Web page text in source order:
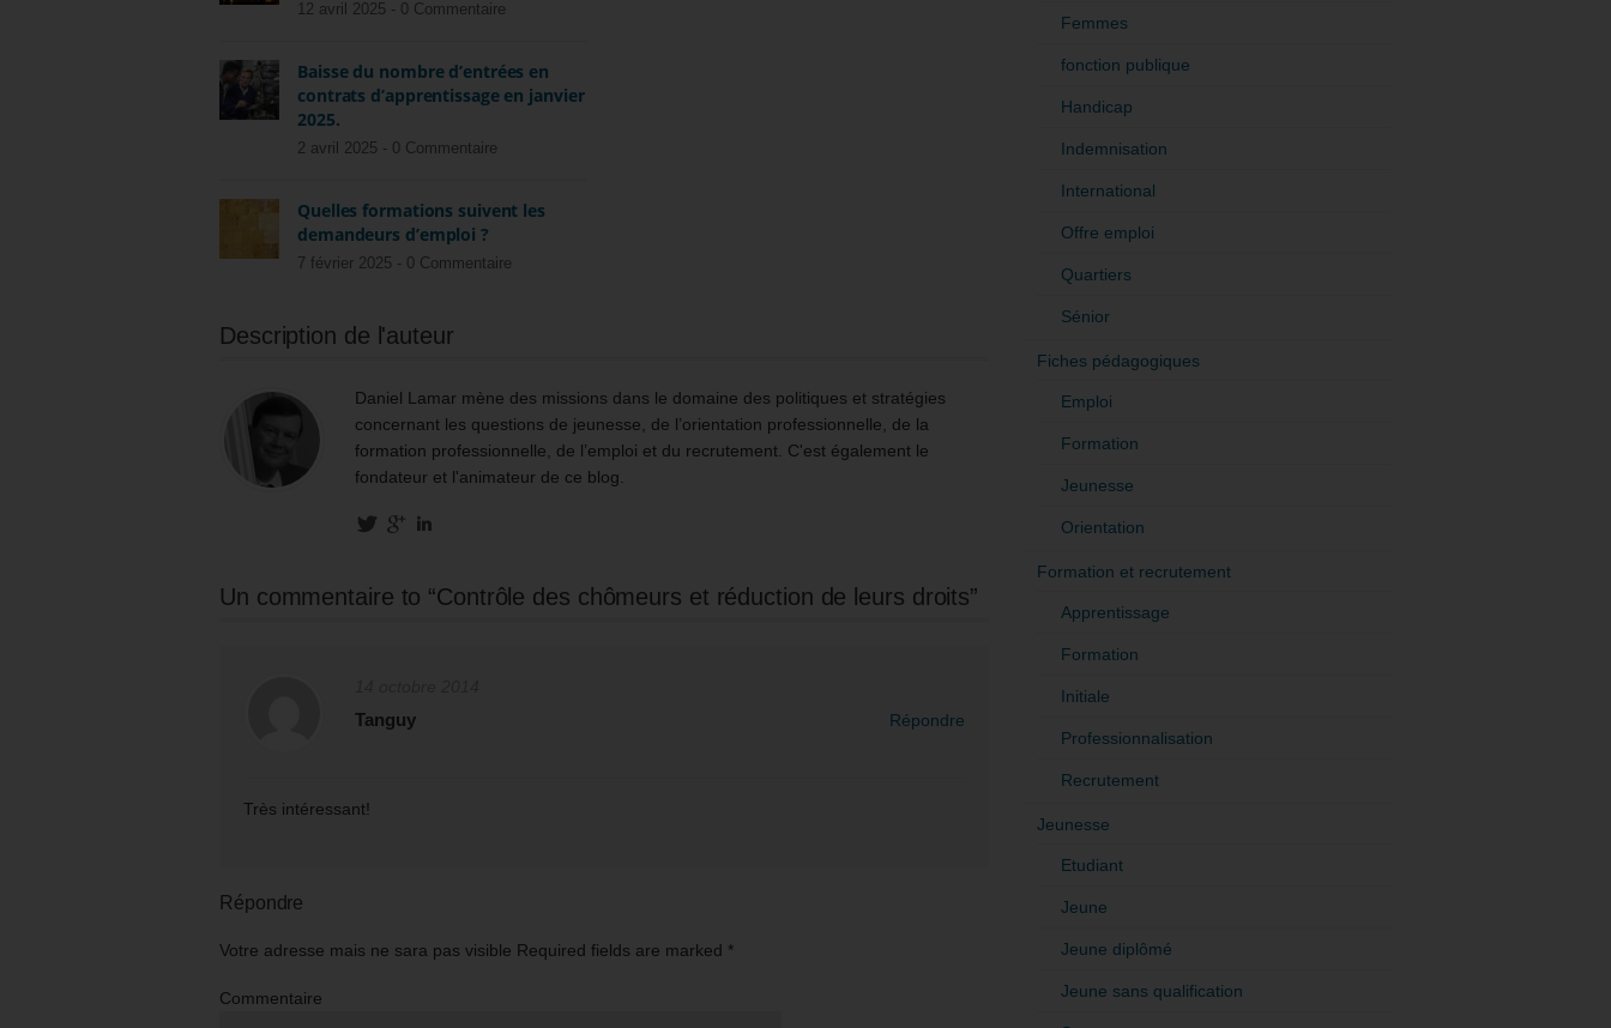
12 avril 2025 - 0 Commentaire
Baisse du nombre d’entrées en
contrats d’apprentissage en janvier
2025.
2 avril 2025 - 0 Commentaire
Quelles formations suivent les
demandeurs d’emploi ?
7 février 2025 - 0 Commentaire
Description de l'auteur
Daniel Lamar mène des missions dans le domaine des politiques et stratégies
concernant les questions de jeunesse, de l’orientation professionnelle, de la
formation professionnelle, de l’emploi et du recrutement. C'est également le
fondateur et l'animateur de ce blog.
Un commentaire to “Contrôle des chômeurs et réduction de leurs droits”
Tanguy Répondre
Très intéressant!
Répondre
Votre adresse mais ne sara pas visible Required fields are marked *
Commentaire
Femmes
fonction publique
Handicap
Indemnisation
International
Offre emploi
Quartiers
Sénior
Fiches pédagogiques
Emploi
Formation
Jeunesse
Orientation
Formation et recrutement
Apprentissage
Formation
Initiale
Professionnalisation
Recrutement
Jeunesse
Etudiant
Jeune
Jeune diplômé
Jeune sans qualification